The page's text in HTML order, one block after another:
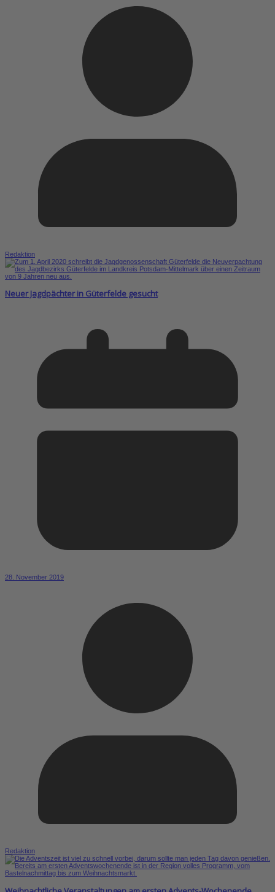
Redaktion
Neuer Jagdpächter in Güterfelde gesucht
28. November 2019
Redaktion